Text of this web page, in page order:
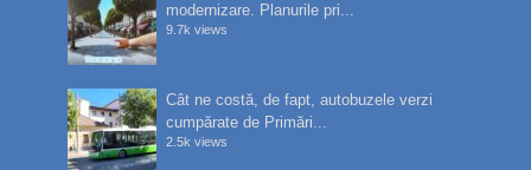
modernizare. Planurile pri...
9.7k views
Cât ne costă, de fapt, autobuzele verzi
cumpărate de Primări...
2.5k views